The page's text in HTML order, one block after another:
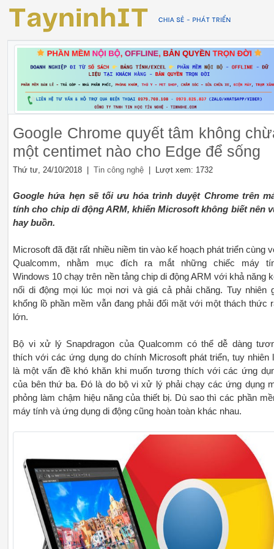
Google Chrome quyết tâm không
một centimet nào cho Edge để sống
Thứ tư, 24/10/2018 |Tin công nghệ | Lượt xem: 1732
Google hứa hẹn sẽ tối ưu hóa trình duyệt Chrome trên
tính cho chip di động ARM, khiến Microsoft không biết nên
hay buồn.
Microsoft đã đặt rất nhiều niềm tin vào kế hoạch phát triển cùng
Qualcomm, nhằm mục đích ra mắt những chiếc máy
Windows 10 chạy trên nền tảng chip di động ARM với khả năng
nối di động mọi lúc mọi nơi và giá cả phải chăng. Tuy nhiên
khổng lồ phần mềm vẫn đang phải đối mặt với một thách thức
lớn.
Bộ vi xử lý Snapdragon của Qualcomm có thể dễ dàng
thích với các ứng dụng do chính Microsoft phát triển, tuy nhiên
là một vấn đề khó khăn khi muốn tương thích với các ứng
của bên thứ ba. Đó là do bộ vi xử lý phải chạy các ứng dụng
phỏng làm chậm hiệu năng của thiết bị. Dù sao thì các phần
máy tính và ứng dụng di động cũng hoàn toàn khác nhau.